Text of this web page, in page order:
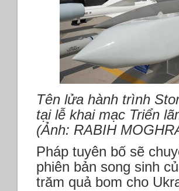
Tên lửa hành trình
tại lễ khai mạc Triển
(Ảnh: RABIH
Pháp tuyên bố sẽ
phiên bản song sinh
trăm quả bom cho